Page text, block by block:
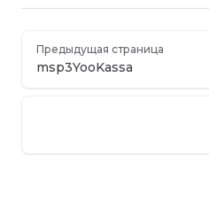
Предыдущая страница
msp3YooKassa